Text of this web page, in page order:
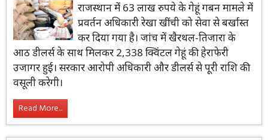
राजस्थान में 63 लाख रुपये के गेहूं गबन मामले में
प्रवर्तन अधिकारी रेखा खींची को सेवा से बर्खास्त
कर दिया गया है। जांच में खैरथल-तिजारा के
आठ डीलर्स के साथ मिलकर 2,338 क्विंटल गेहूं की हेराफेरी
उजागर हुई। सरकार आरोपी अधिकारी और डीलर्स से पूरी राशि की
वसूली करेगी।
Read More...